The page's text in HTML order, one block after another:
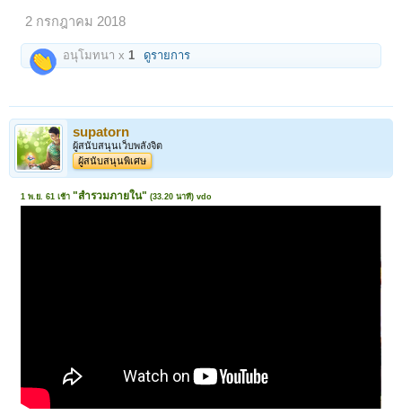
2 กรกฎาคม 2018
อนุโมทนา x 1 ดูรายการ
supatorn
ผู้สนับสนุนเว็บพลังจิต
ผู้สนับสนุนพิเศษ
1 พ.ย. 61 เช้า "สำรวมภายใน"(33.20 นาที) vdo